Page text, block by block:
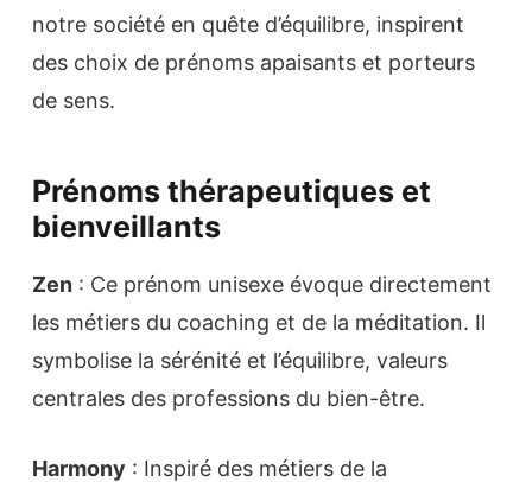
notre société en quête d’équilibre, inspirent
des choix de prénoms apaisants et porteurs
de sens.
Prénoms thérapeutiques et
bienveillants
Zen : Ce prénom unisexe évoque directement
les métiers du coaching et de la méditation. Il
symbolise la sérénité et l’équilibre, valeurs
centrales des professions du bien-être.
Harmony : Inspiré des métiers de la